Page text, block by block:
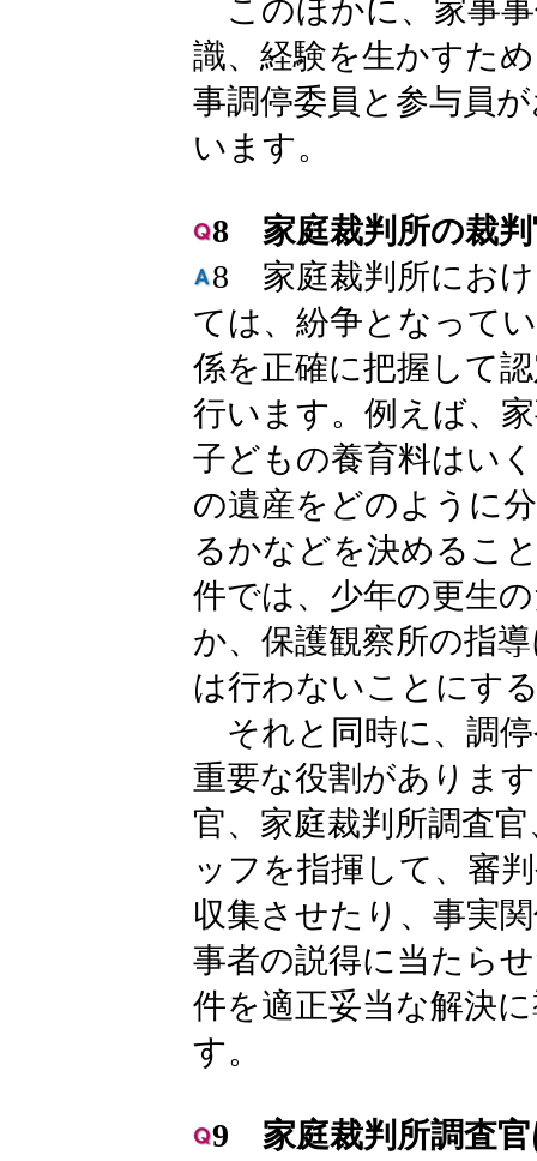
このほかに、家事
識、経験を生かすた
事調停委員と参与員
います。
8 家庭裁判所の裁
8 家庭裁判所におけ
ては、紛争となって
係を正確に把握して
行います。例えば、
子どもの養育料はい
の遺産をどのように
るかなどを決めるこ
件では、少年の更生
か、保護観察所の指
は行わないことにす
それと同時に、調
重要な役割がありま
官、家庭裁判所調査
ッフを指揮して、審
収集させたり、事実
事者の説得に当たら
件を適正妥当な解決
す。
9 家庭裁判所調査官